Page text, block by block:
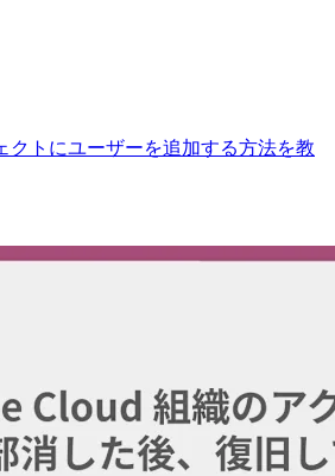
クトにユーザーを追加する方法を教